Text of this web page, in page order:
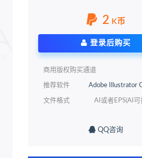
2 K币
登录后购买
商用版权购买通道
推荐软件 Adobe Illustrator
文件格式 AI或者EPS(AI
QQ咨询